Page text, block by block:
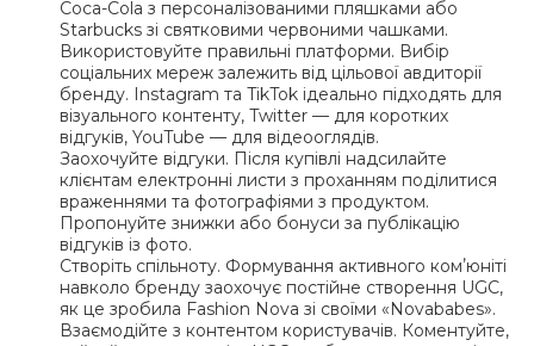
Coca-Cola з персоналізованими пляшками або
Starbucks зі святковими червоними чашками.
Використовуйте правильні платформи. Вибір
соціальних мереж залежить від цільової авдиторії
бренду. Instagram та TikTok ідеально підходять для
візуального контенту, Twitter — для коротких
відгуків, YouTube — для відеооглядів.
Заохочуйте відгуки. Після купівлі надсилайте
клієнтам електронні листи з проханням поділитися
враженнями та фотографіями з продуктом.
Пропонуйте знижки або бонуси за публікацію
відгуків із фото.
Створіть спільноту. Формування активного комʼюніті
навколо бренду заохочує постійне створення UGC,
як це зробила Fashion Nova зі своїми «Novababes».
Взаємодійте з контентом користувачів. Коментуйте,